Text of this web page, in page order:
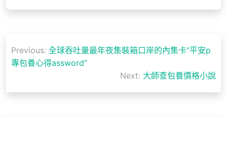
章
覽
Previous: 全球吞吐量最年夜集裝箱口岸的內集卡“平安p
專包養心得assword”
Next: 大師查包養價格小說